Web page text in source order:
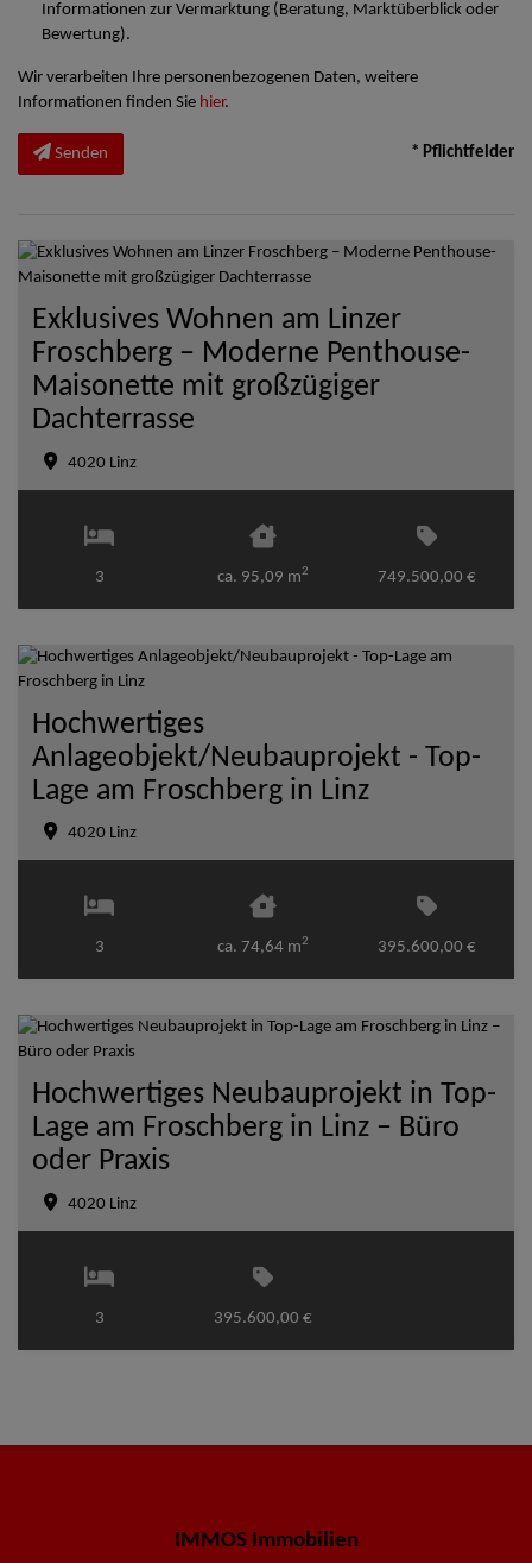
Informationen zur Vermarktung (Beratung, Marktüberblick oder
Bewertung).
Wir verarbeiten Ihre personenbezogenen Daten, weitere
Informationen finden Sie hier.
Senden * Pflichtfelder
Exklusives Wohnen am Linzer
Froschberg – Moderne Penthouse-
Maisonette mit großzügiger
Dachterrasse
4020 Linz
3 ca. 95,09 m2 749.500,00 €
Hochwertiges
Anlageobjekt/Neubauprojekt - Top-
Lage am Froschberg in Linz
4020 Linz
3 ca. 74,64 m2 395.600,00 €
Hochwertiges Neubauprojekt in Top-
Lage am Froschberg in Linz – Büro
oder Praxis
4020 Linz
3 395.600,00 €
IMMOS Immobilien